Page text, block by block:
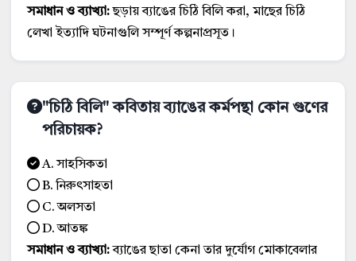
সমাধান ও ব্যাখ্যা:ছড়ায় ব্যাঙের চিঠি বিলি করা, মাছের চিঠি
লেখা ইত্যাদি ঘটনাগুলি সম্পূর্ণ কল্পনাপ্রসূত।
"চিঠি বিলি" কবিতায় ব্যাঙের কর্মপন্থা কোন গুণের
পরিচায়ক?
A. সাহসিকতা
B. নিরুৎসাহতা
C. অলসতা
D. আতঙ্ক
সমাধান ও ব্যাখ্যা:ব্যাঙের ছাতা কেনা তার দুর্যোগ মোকাবেলার